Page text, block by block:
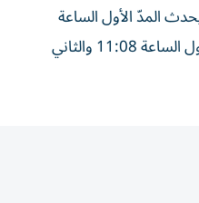
المدّ الأول الساعة
15:56 والثاني 07:29 والجزر الأول الساعة 11:08 والثاني